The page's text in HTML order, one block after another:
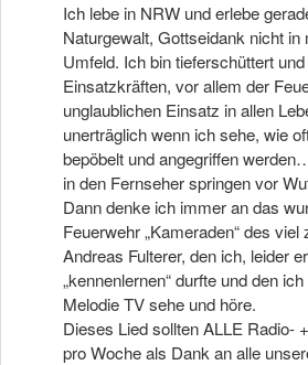
Ich lebe in NRW und erlebe
Naturgewalt, Gottseidank nicht in
Umfeld. Ich bin tieferschüttert
Einsatzkräften, vor allem der
unglaublichen Einsatz in allen
unerträglich wenn ich sehe, wie
bepöbelt und angegriffen
in den Fernseher springen vor
Dann denke ich immer an das
Feuerwehr „Kameraden“ des
Andreas Fulterer, den ich, leider
„kennenlernen“ durfte und den
Melodie TV sehe und höre.
Dieses Lied sollten ALLE Radio-
pro Woche als Dank an alle